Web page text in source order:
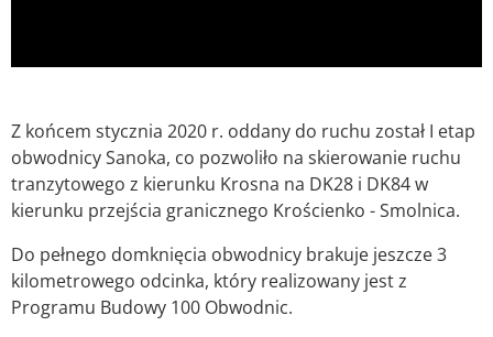
Z końcem stycznia 2020 r. oddany do ruchu został I etap
obwodnicy Sanoka, co pozwoliło na skierowanie ruchu
tranzytowego z kierunku Krosna na DK28 i DK84 w
kierunku przejścia granicznego Krościenko - Smolnica.
Do pełnego domknięcia obwodnicy brakuje jeszcze 3
kilometrowego odcinka, który realizowany jest z
Programu Budowy 100 Obwodnic.